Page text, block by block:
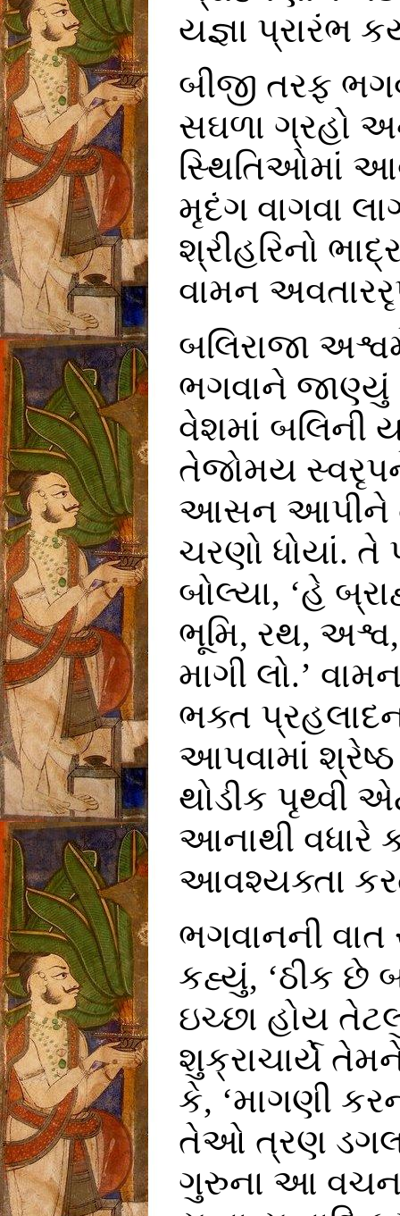
યજ્ઞા પ્રારંભ
બીજી તરફ
સઘળા ગ્રહો
સ્થિતિઓમાં
મૃદંગ વાગવા
શ્રીહરિનો
વામન
બલિરાજા
ભગવાને જાણ્યું
વેશમાં બલિની
તેજોમય
આસન આપીને
ચરણો ધોયાં. તે
બોલ્યા, ‘હે
ભૂમિ, રથ,
માગી લો.’
ભક્ત
આપવામાં
થોડીક પૃથ્વી
આનાથી વધારે
આવશ્યક્તા
ભગવાનની
કહ્યું, ‘ઠીક છે
ઇચ્છા હોય
શુક્રાચાર્યે
કે, ‘માગણી
તેઓ ત્રણ
ગુરુના આ વચન